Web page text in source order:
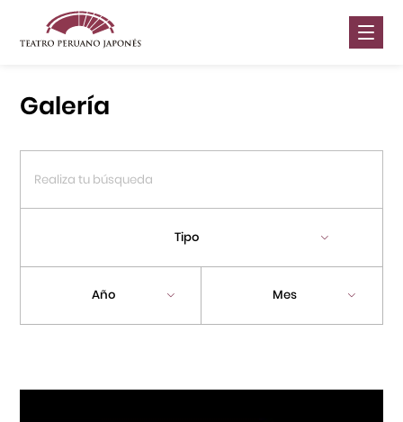
Centro Cultural Peruano Japonés
Galería
Tipo
Año Mes